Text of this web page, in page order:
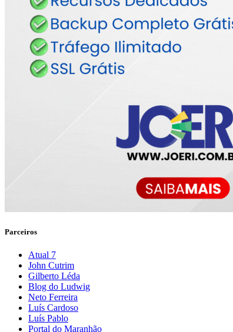
Parceiros
Atual 7
John Cutrim
Gilberto Léda
Blog do Ludwig
Neto Ferreira
Luís Cardoso
Luís Pablo
Portal do Maranhão